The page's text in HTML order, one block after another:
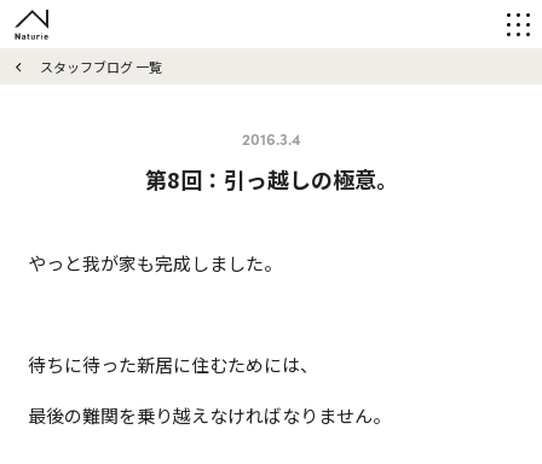
スタッフブログ 一覧
2016.3.4
第8回：引っ越しの極意。
やっと我が家も完成しました。
待ちに待った新居に住むためには、
最後の難関を乗り越えなければなりません。